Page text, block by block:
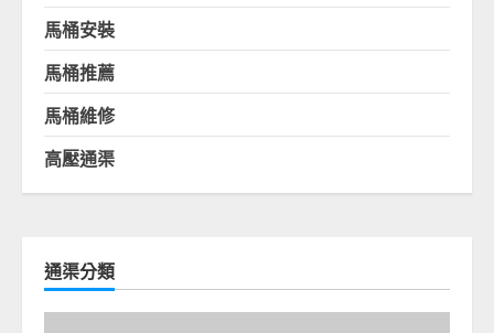
馬桶安裝
馬桶推薦
馬桶維修
高壓通渠
通渠分類